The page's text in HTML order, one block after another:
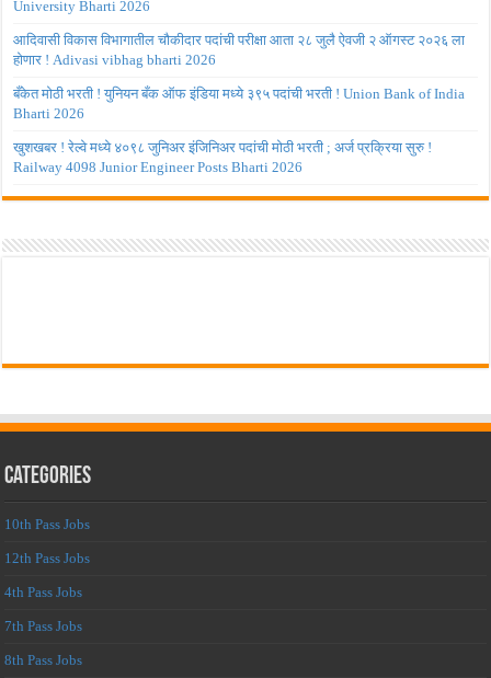
University Bharti 2026
आदिवासी विकास विभागातील चौकीदार पदांची परीक्षा आता २८ जुलै ऐवजी २ ऑगस्ट २०२६ ला
होणार ! Adivasi vibhag bharti 2026
बँकेत मोठी भरती ! युनियन बँक ऑफ इंडिया मध्ये ३९५ पदांची भरती ! Union Bank of India
Bharti 2026
खुशखबर ! रेल्वे मध्ये ४०९८ जुनिअर इंजिनिअर पदांची मोठी भरती ; अर्ज प्रक्रिया सुरु !
Railway 4098 Junior Engineer Posts Bharti 2026
Categories
10th Pass Jobs
12th Pass Jobs
4th Pass Jobs
7th Pass Jobs
8th Pass Jobs